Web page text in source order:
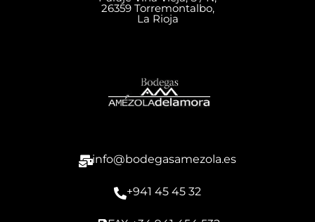
26359 Torremontalbo,
La Rioja
info@bodegasamezola.es
+941 45 45 32